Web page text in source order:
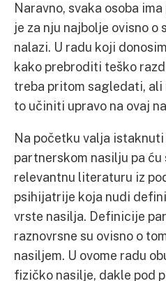
Naravno, svaka osoba
je za nju najbolje ovisno o
nalazi. U radu koji
kako prebroditi teško
treba pritom sagledati, ali
to učiniti upravo na ovaj
Na početku valja
partnerskom nasilju pa ću
relevantnu literaturu iz
psihijatrije koja nudi
vrste nasilja. Definicije
raznovrsne su ovisno o
nasiljem. U ovome radu
fizičko nasilje, dakle pod